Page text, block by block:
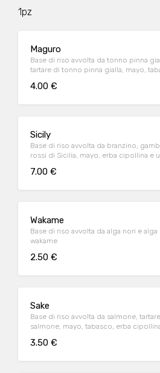
1pz
Maguro
Base di riso avvolta da tonno pinna
tartare di tonno pinna gialla, mayo,
4.00 €
Sicily
Base di riso avvolta da branzino,
rossi di Sicilia, mayo, erba cipollina e
7.00 €
Wakame
Base di riso avvolta da alga nori e alga
wakame
2.50 €
Sake
Base di riso avvolta da salmone,
salmone, mayo, tabasco, erba
3.50 €